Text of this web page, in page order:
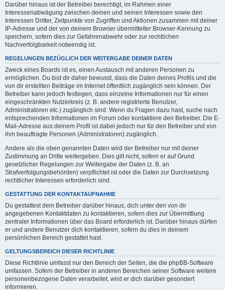
Darüber hinaus ist der Betreiber berechtigt, im Rahmen einer
Interessenabwägung zwischen deinen und seinen Interessen sowie den
Interessen Dritter, Zeitpunkte von Zugriffen und Aktionen zusammen mit deiner
IP-Adresse und der von deinem Browser übermittelter Browser-Kennung zu
speichern, sofern dies zur Gefahrenabwehr oder zur rechtlichen
Nachverfolgbarkeit notwendig ist.
REGELUNGEN BEZÜGLICH DER WEITERGABE DEINER DATEN
Zweck eines Boards ist es, einen Austausch mit anderen Personen zu
ermöglichen. Du bist dir daher bewusst, dass die Daten deines Profils und die
von dir erstellten Beiträge im Internet öffentlich zugänglich sein können. Der
Betreiber kann jedoch festlegen, dass einzelne Informationen nur für einen
eingeschränkten Nutzerkreis (z. B. andere registrierte Benutzer,
Administratoren etc.) zugänglich sind. Wenn du Fragen dazu hast, suche nach
entsprechenden Informationen im Forum oder kontaktiere den Betreiber. Die E-
Mail-Adresse aus deinem Profil ist dabei jedoch nur für den Betreiber und von
ihm beauftragte Personen (Administratoren) zugänglich.
Andere als die oben genannten Daten wird der Betreiber nur mit deiner
Zustimmung an Dritte weitergeben. Dies gilt nicht, sofern er auf Grund
gesetzlicher Regelungen zur Weitergabe der Daten (z. B. an
Strafverfolgungsbehörden) verpflichtet ist oder die Daten zur Durchsetzung
rechtlicher Interessen erforderlich sind.
GESTATTUNG DER KONTAKTAUFNAHME
Du gestattest dem Betreiber darüber hinaus, dich unter den von dir
angegebenen Kontaktdaten zu kontaktieren, sofern dies zur Übermittlung
zentraler Informationen über das Board erforderlich ist. Darüber hinaus dürfen
er und andere Benutzer dich kontaktieren, sofern du dies in deinem
persönlichen Bereich gestattet hast.
GELTUNGSBEREICH DIESER RICHTLINIE
Diese Richtlinie umfasst nur den Bereich der Seiten, die die phpBB-Software
umfassen. Sofern der Betreiber in anderen Bereichen seiner Software weitere
personenbezogene Daten verarbeitet, wird er dich darüber gesondert
informieren.